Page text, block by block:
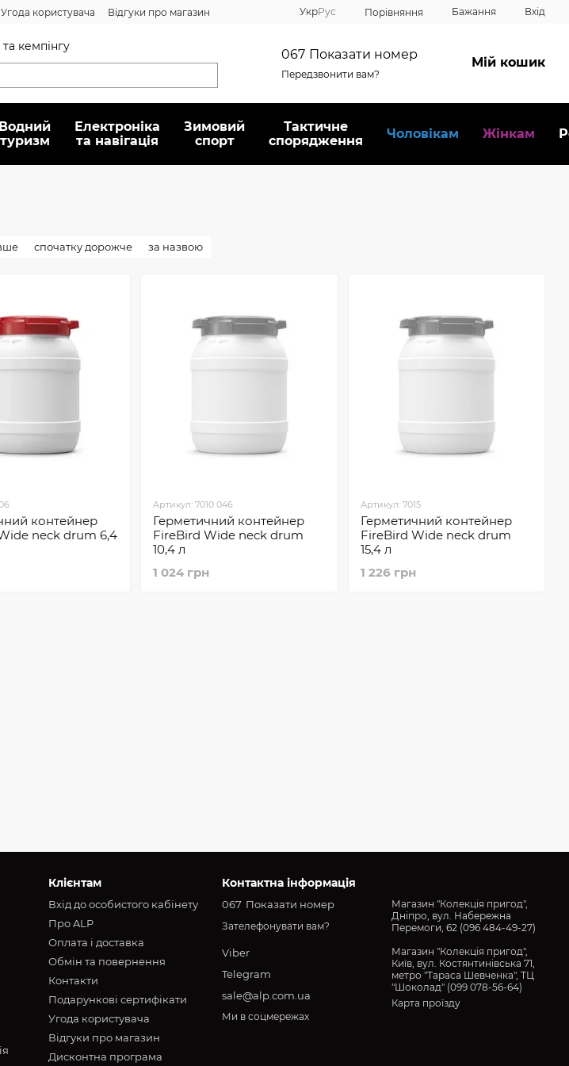
Угода користувача
Відгуки про магазин
УкрРус Порівняння Бажання Вхід
кемпінгу
067 Показати номер
Передзвонити вам?
Мій кошик
Водний
туризм
Електроніка
та навігація
Зимовий
спорт
Тактичне
спорядження
Чоловікам Жінкам
спочатку дорожче за назвою
контейнер
neck drum 6,4
Артикул: 7010 046
Герметичний контейнер
FireBird Wide neck drum
10,4 л
1 024 грн
Артикул: 7015
Герметичний контейнер
FireBird Wide neck drum
15,4 л
1 226 грн
Клієнтам
Вхід до особистого кабінету
Про ALP
Оплата і доставка
Обмін та повернення
Контакти
Подарункові сертифікати
Угода користувача
Відгуки про магазин
Дисконтна програма
Контактна інформація
067 Показати номер
Зателефонувати вам?
Viber
Telegram
sale@alp.com.ua
Магазин "Колекція пригод",
Дніпро, вул. Набережна
Перемоги, 62 (096 484-49-27)
Магазин "Колекція пригод",
Київ, вул. Костянтинівська 71,
метро "Тараса Шевченка", ТЦ
"Шоколад" (099 078-56-64)
Карта проїзду
Ми в соцмережах